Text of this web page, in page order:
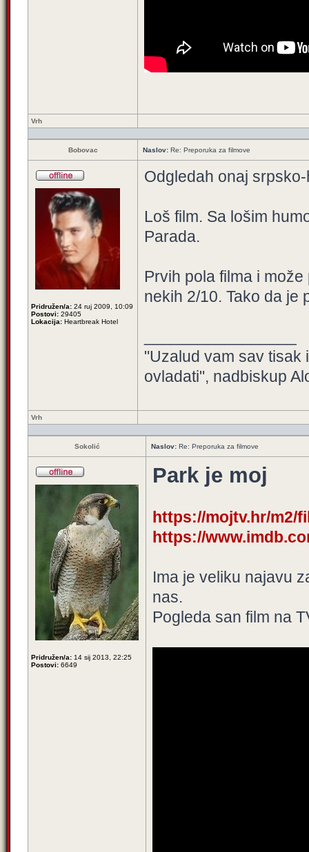
Vrh
Bobovac Naslov: Re: Preporuka za filmove
Pridružen/a: 24 ruj 2009, 10:09
Postovi: 29405
Lokacija: Heartbreak Hotel
Odgledah onaj
Loš film. Sa lošim
Parada.
Prvih pola filma i
nekih 2/10. Tako da je
"Uzalud vam sav tisak
ovladati", nadbiskup
Vrh
Sokolić Naslov: Re: Preporuka za filmove
Pridružen/a: 14 sij 2013, 22:25
Postovi: 6649
Park je moj
https://mojtv.hr/m2/
https://
Ima je veliku najavu
nas.
Pogleda san film na